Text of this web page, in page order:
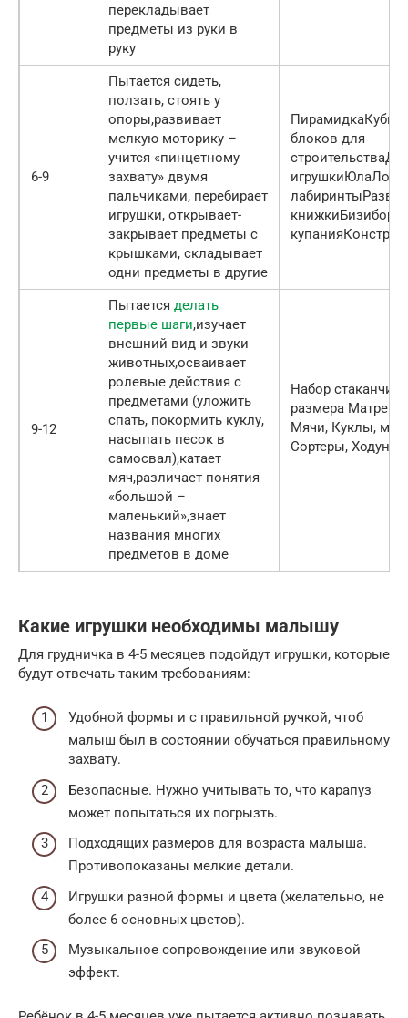
перекладывает
предметы из руки в
руку
6-9
Пытается сидеть,
ползать, стоять у
опоры,развивает
мелкую моторику –
учится «пинцетному
захвату» двумя
пальчиками, перебирает
игрушки, открывает-
закрывает предметы с
крышками, складывает
одни предметы в другие
блоков для
9-12
Пытается делать
первые шаги,изучает
внешний вид и звуки
животных,осваивает
ролевые действия с
предметами (уложить
спать, покормить куклу,
насыпать песок в
самосвал),катает
мяч,различает понятия
«большой –
маленький»,знает
названия многих
предметов в доме
Набор
размера
Мячи, Куклы,
Сортеры,
Какие игрушки необходимы малышу
Для грудничка в 4-5 месяцев подойдут игрушки, которые
будут отвечать таким требованиям:
Удобной формы и с правильной ручкой, чтоб
малыш был в состоянии обучаться правильному
захвату.
Безопасные. Нужно учитывать то, что карапуз
может попытаться их погрызть.
Подходящих размеров для возраста малыша.
Противопоказаны мелкие детали.
Игрушки разной формы и цвета (желательно, не
более 6 основных цветов).
Музыкальное сопровождение или звуковой
эффект.